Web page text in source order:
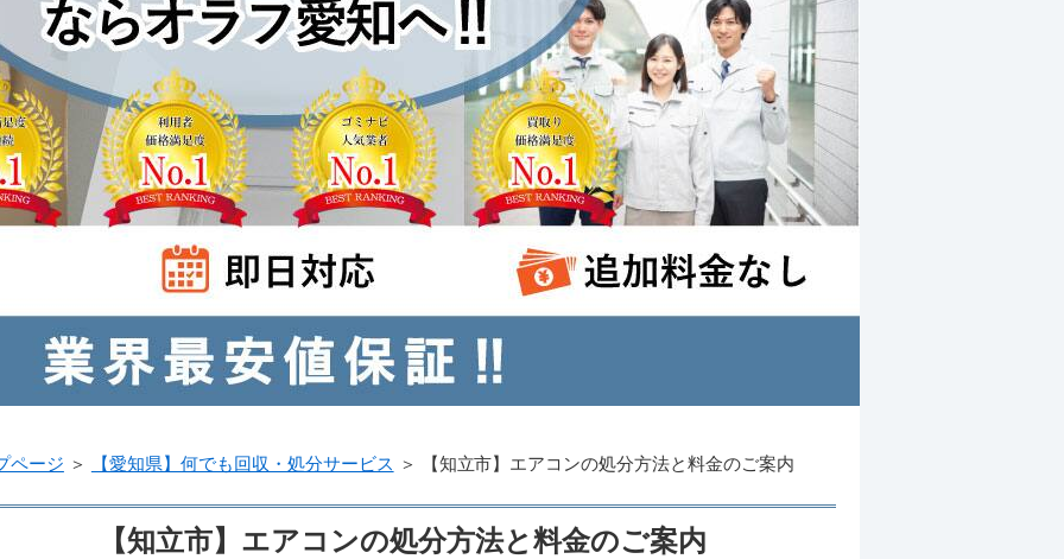
ページ ＞ 【愛知県】何でも回収・処分サービス ＞ 【知立市】エアコンの処分方法と料金のご案内
【知立市】エアコンの処分方法と料金のご案内